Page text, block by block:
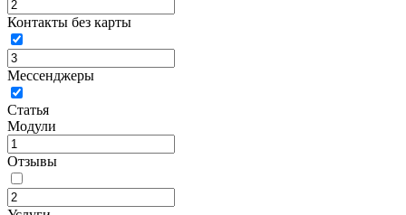
Контакты без карты
Мессенджеры
Статья
Модули
Отзывы